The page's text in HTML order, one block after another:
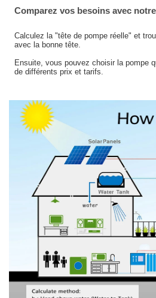
Comparez vos besoins avec
Calculez la "tête de pompe réelle" et
avec la bonne tête.
Ensuite, vous pouvez choisir la pompe
de différents prix et tarifs.